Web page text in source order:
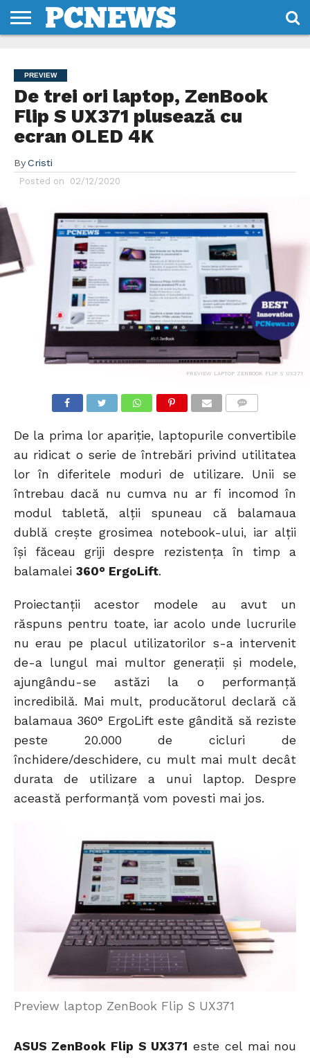
NOI
SI
CONDITII
PREVIEW
De trei ori laptop, ZenBook
Flip S UX371 plusează cu
ecran OLED 4K
By Cristi
Posted on 02/12/2020
PREVIEW LAPTOP ZENBOOK FLIP S UX371
De la prima lor apariție, laptopurile convertibile
au ridicat o serie de întrebări privind utilitatea
lor în diferitele moduri de utilizare. Unii se
întrebau dacă nu cumva nu ar fi incomod în
modul tabletă, alții spuneau că balamaua
dublă crește grosimea notebook-ului, iar alții
își făceau griji despre rezistența în timp a
balamalei 360° ErgoLift.
Proiectanții acestor modele au avut un
răspuns pentru toate, iar acolo unde lucrurile
nu erau pe placul utilizatorilor s-a intervenit
de-a lungul mai multor generații și modele,
ajungându-se astăzi la o performanță
incredibilă. Mai mult, producătorul declară că
balamaua 360° ErgoLift este gândită să reziste
peste 20.000 de cicluri de
închidere/deschidere, cu mult mai mult decât
durata de utilizare a unui laptop. Despre
această performanță vom povesti mai jos.
Preview laptop ZenBook Flip S UX371
ASUS ZenBook Flip S UX371 este cel mai nou